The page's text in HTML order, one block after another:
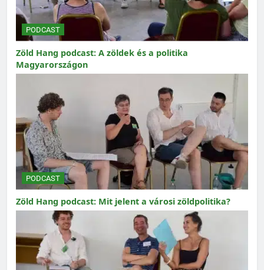
PODCAST
Zöld Hang podcast: A zöldek és a politika
Magyarországon
PODCAST
Zöld Hang podcast: Mit jelent a városi zöldpolitika?